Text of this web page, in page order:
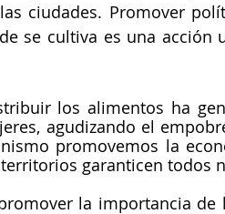
ciudades. Promover
se cultiva es una acción
los alimentos ha
agudizando el
promovemos la
garanticen todos
la importancia